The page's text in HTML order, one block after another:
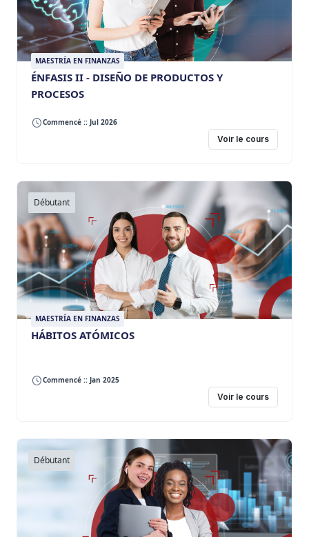
MAESTRÍA EN FINANZAS
ÉNFASIS II - DISEÑO DE PRODUCTOS Y
PROCESOS
Commencé :: Jul 2026
Voir le cours
Débutant
MAESTRÍA EN FINANZAS
HÁBITOS ATÓMICOS
Commencé :: Jan 2025
Voir le cours
Débutant